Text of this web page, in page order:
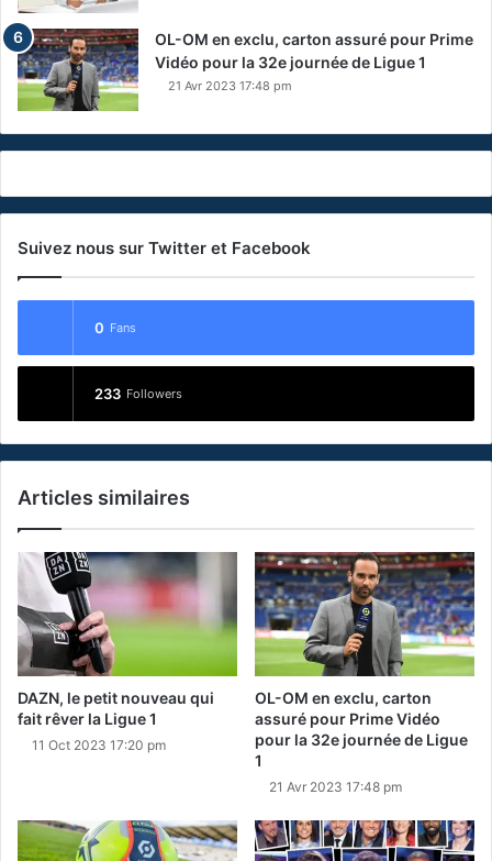
OL-OM en exclu, carton assuré pour Prime
Vidéo pour la 32e journée de Ligue 1
21 Avr 2023 17:48 pm
Suivez nous sur Twitter et Facebook
0 Fans
233 Followers
Articles similaires
DAZN, le petit nouveau qui
fait rêver la Ligue 1
11 Oct 2023 17:20 pm
OL-OM en exclu, carton
assuré pour Prime Vidéo
pour la 32e journée de Ligue
1
21 Avr 2023 17:48 pm